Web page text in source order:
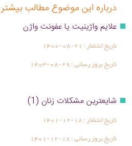
درباره این موضوع مطالب
علایم واژینیت یا عفونت واژن
تاریخ انتشار : 1400-08-21
تاریخ بروز رسانی :1403-08-29
شایعترین مشکلات زنان (1)
تاریخ انتشار :1401-12-18
تاریخ بروز رسانی :1401-12-18